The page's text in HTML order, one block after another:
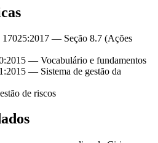
— Seção 8.7 (Ações
— Vocabulário e fundamentos
— Sistema de gestão da
de riscos